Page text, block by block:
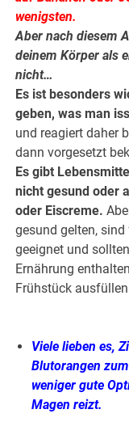
wenigsten.
Aber nach diesem
deinem Körper als
nicht…
Es ist besonders
geben, was man
und reagiert daher
dann vorgesetzt
Es gibt
nicht gesund oder
oder Eiscreme.
gesund gelten,
geeignet und
Ernährung
Frühstück
Viele lieben es,
Blutorangen
weniger gute
Magen reizt.